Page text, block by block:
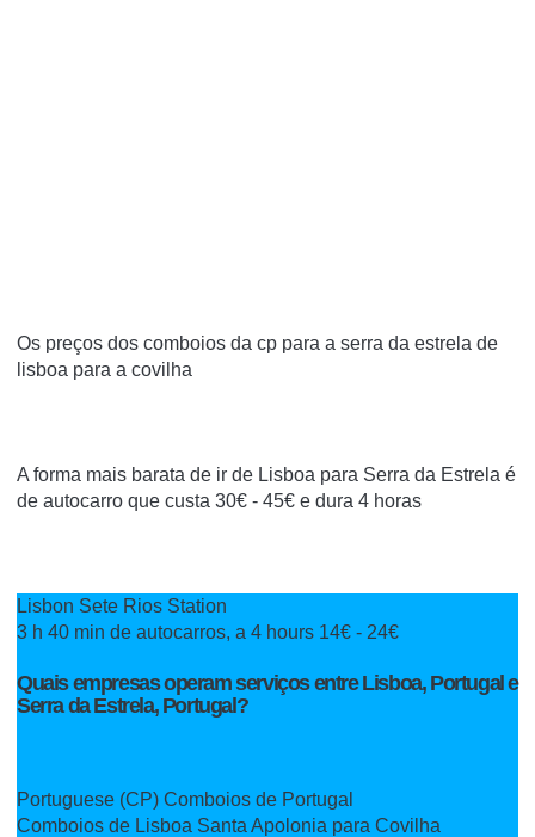
Os preços dos comboios da cp para a serra da estrela de
lisboa para a covilha
A forma mais barata de ir de Lisboa para Serra da Estrela é
de autocarro que custa 30€ - 45€ e dura 4 horas
Lisbon Sete Rios Station
3 h 40 min de autocarros, a 4 hours 14€ - 24€
Quais empresas operam serviços entre Lisboa, Portugal e
Serra da Estrela, Portugal?
Portuguese (CP) Comboios de Portugal
Comboios de Lisboa Santa Apolonia para Covilha